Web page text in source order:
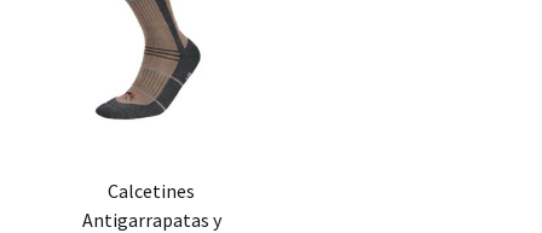
Calcetines
Antigarrapatas y